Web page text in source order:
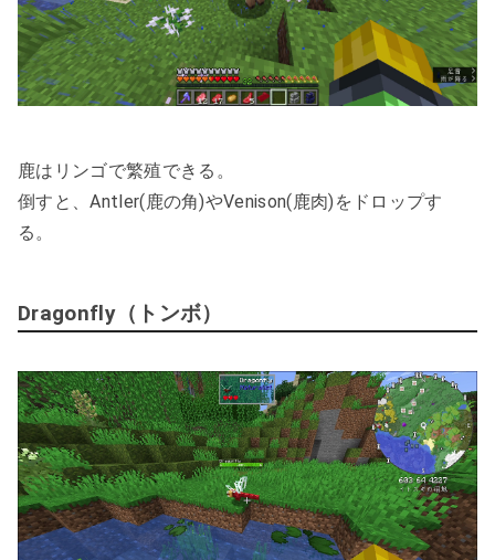
鹿はリンゴで繁殖できる。
倒すと、Antler(鹿の角)やVenison(鹿肉)をドロップす
る。
Dragonfly（トンボ）